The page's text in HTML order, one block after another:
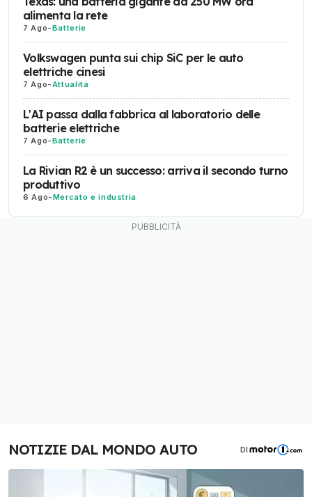
alimenta la rete
7 Ago-Batterie
Volkswagen punta sui chip SiC per le auto
elettriche cinesi
7 Ago-Attualità
L'AI passa dalla fabbrica al laboratorio delle
batterie elettriche
7 Ago-Batterie
La Rivian R2 è un successo: arriva il secondo turno
produttivo
6 Ago-Mercato e industria
NOTIZIE DAL MONDO AUTO DI